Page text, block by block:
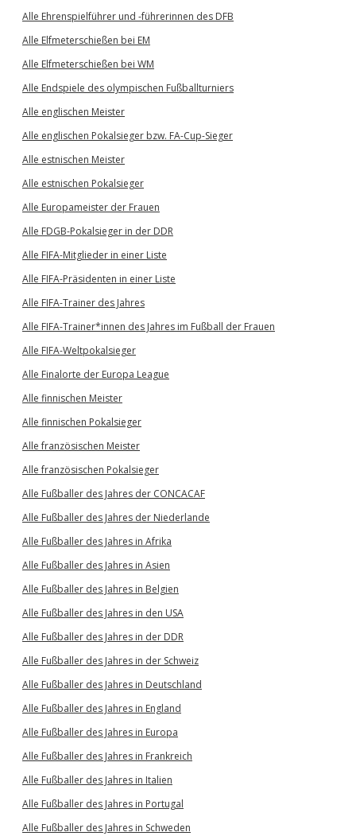
Alle Ehrenspielführer und -führerinnen des DFB
Alle Elfmeterschießen bei EM
Alle Elfmeterschießen bei WM
Alle Endspiele des olympischen Fußballturniers
Alle englischen Meister
Alle englischen Pokalsieger bzw. FA-Cup-Sieger
Alle estnischen Meister
Alle estnischen Pokalsieger
Alle Europameister der Frauen
Alle FDGB-Pokalsieger in der DDR
Alle FIFA-Mitglieder in einer Liste
Alle FIFA-Präsidenten in einer Liste
Alle FIFA-Trainer des Jahres
Alle FIFA-Trainer*innen des Jahres im Fußball der Frauen
Alle FIFA-Weltpokalsieger
Alle Finalorte der Europa League
Alle finnischen Meister
Alle finnischen Pokalsieger
Alle französischen Meister
Alle französischen Pokalsieger
Alle Fußballer des Jahres der CONCACAF
Alle Fußballer des Jahres der Niederlande
Alle Fußballer des Jahres in Afrika
Alle Fußballer des Jahres in Asien
Alle Fußballer des Jahres in Belgien
Alle Fußballer des Jahres in den USA
Alle Fußballer des Jahres in der DDR
Alle Fußballer des Jahres in der Schweiz
Alle Fußballer des Jahres in Deutschland
Alle Fußballer des Jahres in England
Alle Fußballer des Jahres in Europa
Alle Fußballer des Jahres in Frankreich
Alle Fußballer des Jahres in Italien
Alle Fußballer des Jahres in Portugal
Alle Fußballer des Jahres in Schweden